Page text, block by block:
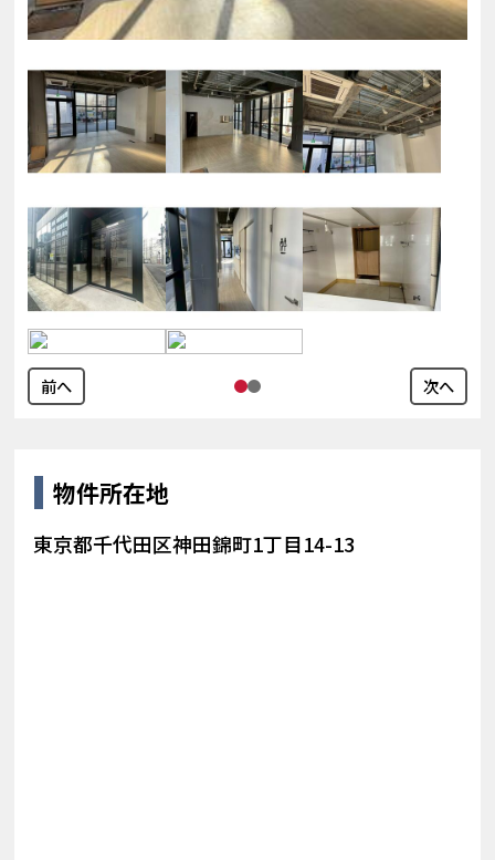
前へ 次へ
物件所在地
東京都千代田区神田錦町1丁目14-13